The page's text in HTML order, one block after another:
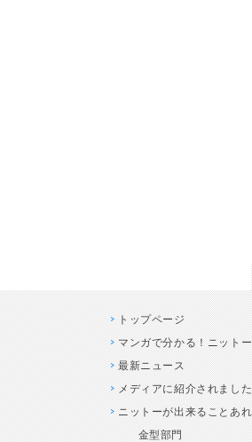
トップページ
マンガで分かる！ニット
最新ニュース
メディアに紹介されまし
ニットーが出来ることあ
金型部門